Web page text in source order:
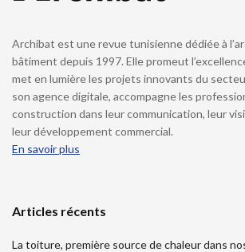
Archibat est une revue tunisienne dédiée à
bâtiment depuis 1997. Elle promeut
met en lumière les projets innovants du
son agence digitale, accompagne les
construction dans leur communication, leur
leur développement commercial.
En savoir plus
Articles récents
La toiture, première source de chaleur dans